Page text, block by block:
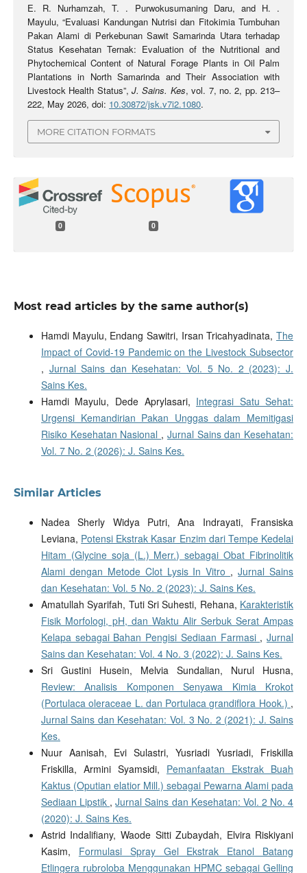
E. R. Nurhamzah, T. . Purwokusumaning Daru, and H. .
Mayulu, “Evaluasi Kandungan Nutrisi dan Fitokimia Tumbuhan
Pakan Alami di Perkebunan Sawit Samarinda Utara terhadap
Status Kesehatan Ternak: Evaluation of the Nutritional and
Phytochemical Content of Natural Forage Plants in Oil Palm
Plantations in North Samarinda and Their Association with
Livestock Health Status”,J. Sains. Kes, vol. 7, no. 2, pp. 213–
222, May 2026, doi: 10.30872/jsk.v7i2.1080.
MORE CITATION FORMATS
0 0
Most read articles by the same author(s)
Hamdi Mayulu, Endang Sawitri, Irsan Tricahyadinata,The
Impact of Covid-19 Pandemic on the Livestock Subsector
, Jurnal Sains dan Kesehatan: Vol. 5 No. 2 (2023): J.
Sains Kes.
Hamdi Mayulu, Dede Aprylasari, Integrasi Satu Sehat:
Urgensi Kemandirian Pakan Unggas dalam Memitigasi
Risiko Kesehatan Nasional , Jurnal Sains dan Kesehatan:
Vol. 7 No. 2 (2026): J. Sains Kes.
Similar Articles
Nadea Sherly Widya Putri, Ana Indrayati, Fransiska
Leviana, Potensi Ekstrak Kasar Enzim dari Tempe Kedelai
Hitam (Glycine soja (L.) Merr.) sebagai Obat Fibrinolitik
Alami dengan Metode Clot Lysis In Vitro ,Jurnal Sains
dan Kesehatan: Vol. 5 No. 2 (2023): J. Sains Kes.
Amatullah Syarifah, Tuti Sri Suhesti, Rehana, Karakteristik
Fisik Morfologi, pH, dan Waktu Alir Serbuk Serat Ampas
Kelapa sebagai Bahan Pengisi Sediaan Farmasi ,Jurnal
Sains dan Kesehatan: Vol. 4 No. 3 (2022): J. Sains Kes.
Sri Gustini Husein, Melvia Sundalian, Nurul Husna,
Review: Analisis Komponen Senyawa Kimia Krokot
(Portulaca oleraceae L. dan Portulaca grandiflora Hook.) ,
Jurnal Sains dan Kesehatan: Vol. 3 No. 2 (2021): J. Sains
Kes.
Nuur Aanisah, Evi Sulastri, Yusriadi Yusriadi, Friskilla
Friskilla, Armini Syamsidi, Pemanfaatan Ekstrak Buah
Kaktus (Oputian elatior Mill.) sebagai Pewarna Alami pada
Sediaan Lipstik ,Jurnal Sains dan Kesehatan: Vol. 2 No. 4
(2020): J. Sains Kes.
Astrid Indalifiany, Waode Sitti Zubaydah, Elvira Riskiyani
Kasim, Formulasi Spray Gel Ekstrak Etanol Batang
Etlingera rubroloba Menggunakan HPMC sebagai Gelling